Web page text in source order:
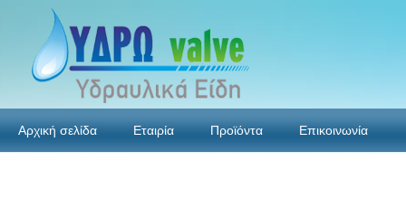
Αρχική σελίδα Εταιρία Προϊόντα Επικοινωνία